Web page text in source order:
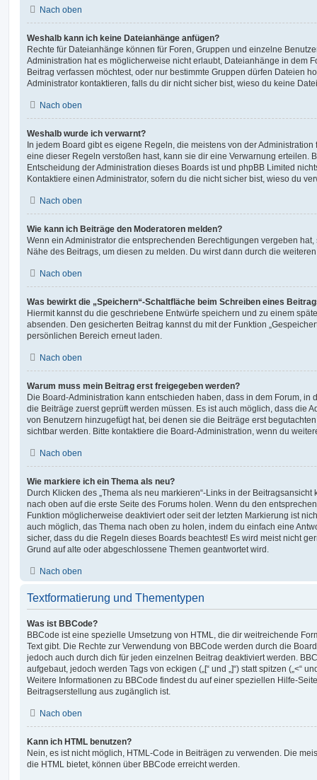
Nach oben
Weshalb kann ich keine Dateianhänge anfügen?
Rechte für Dateianhänge können für Foren, Gruppen und einzelne
Administration hat es möglicherweise nicht erlaubt, Dateianhänge in dem
Beitrag verfassen möchtest, oder nur bestimmte Gruppen dürfen Dateien
Administrator kontaktieren, falls du dir nicht sicher bist, wieso du keine
Nach oben
Weshalb wurde ich verwarnt?
In jedem Board gibt es eigene Regeln, die meistens von der
eine dieser Regeln verstoßen hast, kann sie dir eine Verwarnung erteilen.
Entscheidung der Administration dieses Boards ist und phpBB Limited
Kontaktiere einen Administrator, sofern du die nicht sicher bist, wieso du
Nach oben
Wie kann ich Beiträge den Moderatoren melden?
Wenn ein Administrator die entsprechenden Berechtigungen vergeben
Nähe des Beitrags, um diesen zu melden. Du wirst dann durch die
Nach oben
Was bewirkt die „Speichern“-Schaltfläche beim Schreiben eines
Hiermit kannst du die geschriebene Entwürfe speichern und zu einem
absenden. Den gesicherten Beitrag kannst du mit der Funktion
persönlichen Bereich erneut laden.
Nach oben
Warum muss mein Beitrag erst freigegeben werden?
Die Board-Administration kann entschieden haben, dass in dem Forum, in
die Beiträge zuerst geprüft werden müssen. Es ist auch möglich, dass die
von Benutzern hinzugefügt hat, bei denen sie die Beiträge erst
sichtbar werden. Bitte kontaktiere die Board-Administration, wenn du
Nach oben
Wie markiere ich ein Thema als neu?
Durch Klicken des „Thema als neu markieren“-Links in der
nach oben auf die erste Seite des Forums holen. Wenn du den
Funktion möglicherweise deaktiviert oder seit der letzten Markierung ist
auch möglich, das Thema nach oben zu holen, indem du einfach eine
sicher, dass du die Regeln dieses Boards beachtest! Es wird meist nicht
Grund auf alte oder abgeschlossene Themen geantwortet wird.
Nach oben
Textformatierung und Thementypen
Was ist BBCode?
BBCode ist eine spezielle Umsetzung von HTML, die dir weitreichende
Text gibt. Die Rechte zur Verwendung von BBCode werden durch die
jedoch auch durch dich für jeden einzelnen Beitrag deaktiviert werden.
aufgebaut, jedoch werden Tags von eckigen („[“ und „]“) statt spitzen („<“
Weitere Informationen zu BBCode findest du auf einer speziellen Hilfe-
Beitragserstellung aus zugänglich ist.
Nach oben
Kann ich HTML benutzen?
Nein, es ist nicht möglich, HTML-Code in Beiträgen zu verwenden. Die
die HTML bietet, können über BBCode erreicht werden.